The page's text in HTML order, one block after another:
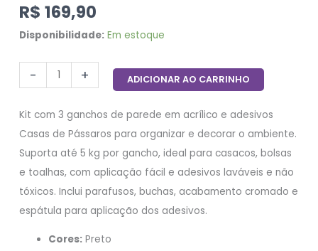
R$ 169,90
Disponibilidade: Em estoque
- + ADICIONAR AO CARRINHO
Kit com 3 ganchos de parede em acrílico e adesivos
Casas de Pássaros para organizar e decorar o ambiente.
Suporta até 5 kg por gancho, ideal para casacos, bolsas
e toalhas, com aplicação fácil e adesivos laváveis e não
tóxicos. Inclui parafusos, buchas, acabamento cromado e
espátula para aplicação dos adesivos.
Cores: Preto